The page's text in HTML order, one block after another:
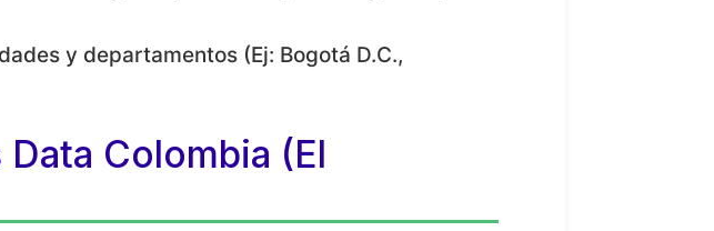
y departamentos (Ej: Bogotá D.C.,
Colombia (El